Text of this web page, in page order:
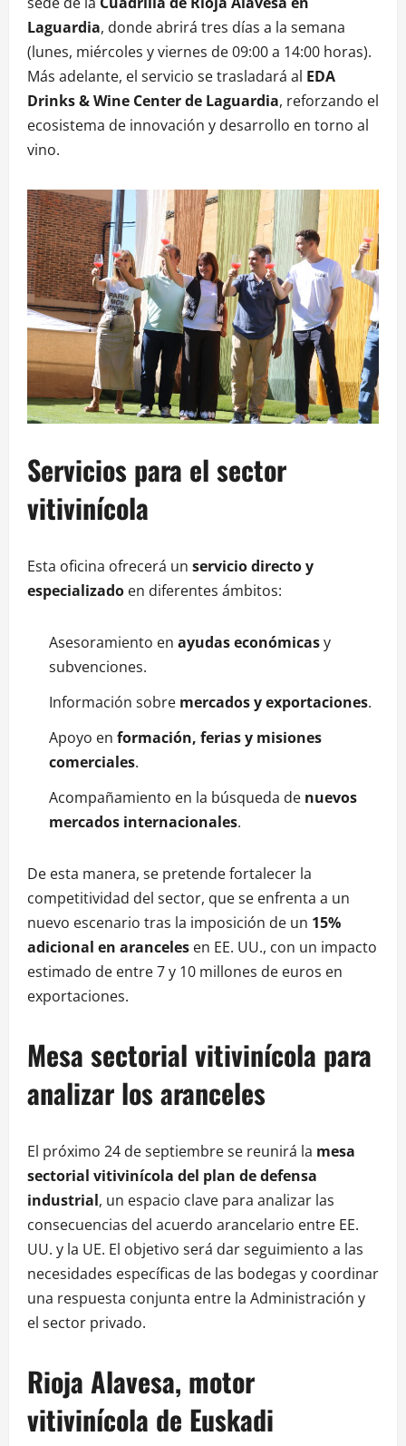
Laguardia, donde abrirá tres días a la semana
(lunes, miércoles y viernes de 09:00 a 14:00 horas).
Más adelante, el servicio se trasladará al EDA
Drinks & Wine Center de Laguardia, reforzando el
ecosistema de innovación y desarrollo en torno al
vino.
Servicios para el sector
vitivinícola
Esta oficina ofrecerá un servicio directo y
especializado en diferentes ámbitos:
Asesoramiento en ayudas económicasy
subvenciones.
Información sobre mercados y exportaciones.
Apoyo en formación, ferias y misiones
comerciales.
Acompañamiento en la búsqueda de nuevos
mercados internacionales.
De esta manera, se pretende fortalecer la
competitividad del sector, que se enfrenta a un
nuevo escenario tras la imposición de un 15%
adicional en aranceles en EE. UU., con un impacto
estimado de entre 7 y 10 millones de euros en
exportaciones.
Mesa sectorial vitivinícola para
analizar los aranceles
El próximo 24 de septiembre se reunirá la mesa
sectorial vitivinícola del plan de defensa
industrial, un espacio clave para analizar las
consecuencias del acuerdo arancelario entre EE.
UU. y la UE. El objetivo será dar seguimiento a las
necesidades específicas de las bodegas y coordinar
una respuesta conjunta entre la Administración y
el sector privado.
Rioja Alavesa, motor
vitivinícola de Euskadi